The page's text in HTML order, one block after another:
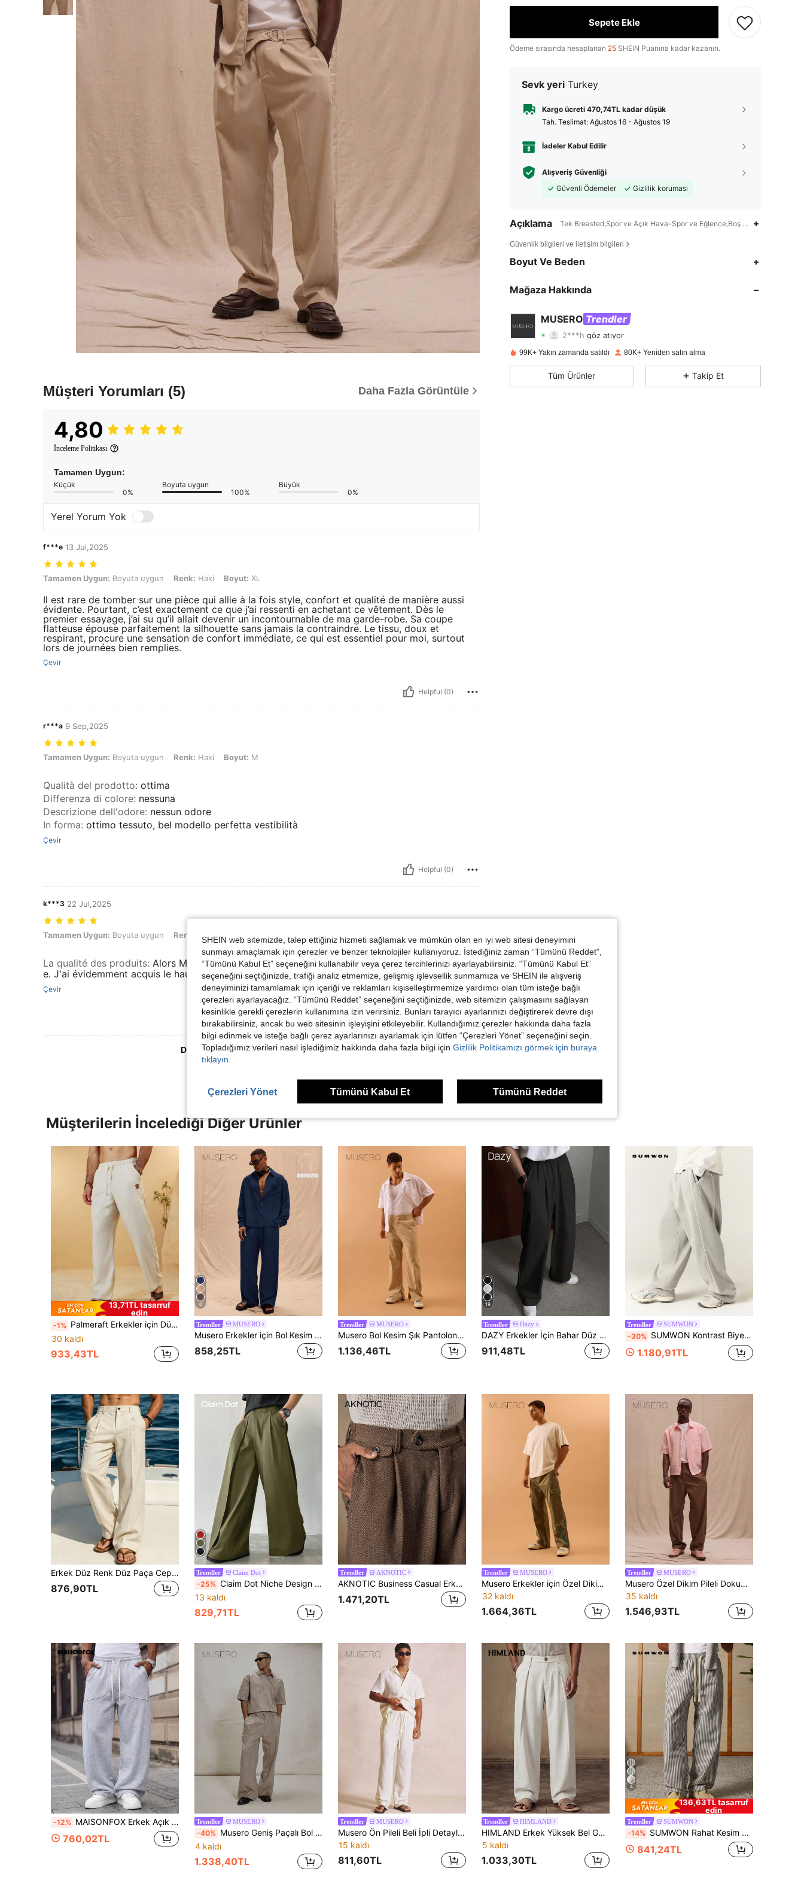
Müşteri Yorumları (5) Daha Fazla Görüntüle
4,80
İnceleme Politikası
Tamamen Uygun:
Küçük
0%
Boyuta uygun
100%
Büyük
0%
Yerel Yorum Yok
f***e 13 Jul,2025
Tamamen Uygun: Boyuta uygun, Renk: Haki, Boyut: XL
Tamamen Uygun: Boyuta uygun Renk: Haki Boyut: XL
Il est rare de tomber sur une pièce qui allie à la fois style, confort et qualité de manière aussi
évidente. Pourtant, c’est exactement ce que j’ai ressenti en achetant ce vêtement. Dès le
premier essayage, j’ai su qu’il allait devenir un incontournable de ma garde-robe. Sa coupe
flatteuse épouse parfaitement la silhouette sans jamais la contraindre. Le tissu, doux et
respirant, procure une sensation de confort immédiate, ce qui est essentiel pour moi, surtout
lors de journées bien remplies.
Çevir
Helpful (0)
r***a 9 Sep,2025
Tamamen Uygun: Boyuta uygun, Renk: Haki, Boyut: M
Tamamen Uygun: Boyuta uygun Renk: Haki Boyut: M
Qualità del prodotto: ottima
Differenza di colore: nessuna
Descrizione dell'odore: nessun odore
In forma: ottimo tessuto, bel modello perfetta vestibilità
Çevir
Helpful (0)
k***3 22 Jul,2025
Tamamen Uygun: Boyuta uygun, Renk: Haki, Boyut: L
Tamamen Uygun: Boyuta uygun Renk: Haki Boyut: L
La qualité des produits: Alors Musero nous offre souvent des petites pépites celle ci, en est un
e. J'ai évidemment acquis le haut. Un ensemble pour homme, chic est décontracté
Çevir
Helpful (0)
Daha Fazla Değerlendirme Görüntüle
Sepete Ekle
Ödeme sırasında hesaplanan 25 SHEIN Puanına kadar kazanın.
Sevk yeri Turkey
Kargo ücreti 470,74TL kadar düşük
Tah. Teslimat: Ağustos 16 - Ağustos 19
İadeler Kabul Edilir
Alışveriş Güvenliği
Güvenli Ödemeler
Gizlilik koruması
Açıklama Tek Breasted,Spor ve Açık Hava-Spor ve Eğlence,Boş Zaman-Tatil Boş
Güvenlik bilgileri ve iletişim bilgileri
Boyut Ve Beden
Mağaza Hakkında
MUSERO Trendler
4,79
2***hgöz atıyor
4,79 Derecelendirme
4,79 2.1K 163K
99K+ Yakın zamanda satıldı 80K+ Yeniden satın alma
Tüm Ürünler Takip Et
Müşterilerin İncelediği Diğer Ürünler
13,71TL tasarruf
edin
-1% Palmeraft Erkekler için Düz Renk Keten Günlük Pantolon, Minimalist Moda, Günlük Kullanım, Sonbahar, Tatil
30 kaldı
933,43TL
6
Trendler MUSERO
Musero Erkekler için Bol Kesim Keten Pantolonlar Sadece İlkbahar Yaz Tatil Paskalya
858,25TL
Trendler MUSERO
Musero Bol Kesim Şık Pantolon, Bilekte Yırtmaç Detaylı, Düğmeli Kapatma, Yazlık, İlkbaharlık, Tatillik
1.136,46TL
19
Trendler Dazy
DAZY Erkekler İçin Bahar Düz Siyah Geniş Paça Bol Günlük Pantolon, Sonbahar
911,48TL
Trendler SUMWON
-30% SUMWON Kontrast Biye Detaylı Geniş Paça Eşofman Altı, Yan Cepli, Lastikli Bel, Tam Boy, Günlük Sokak Stili Alt Giyim, İlkbahar Yaz
1.180,91TL
Erkek Düz Renk Düz Paça Cepli Günlük Pantolon, Yaz Günlük İşe Gidiş ve Tatil Giyimi
876,90TL
Trendler Claim Dot
-25% Claim Dot Niche Design Çok Panelli 2'si 1 Arada Erkek Bol Kesim Japon Tarzı Oversize Geniş Paçalı Pantolon, Erkek Arkadaş Hediyesi, Noel Hediyesi, Sonbahar Geniş Paçalı Pantolon
13 kaldı
829,71TL
Trendler AKNOTIC
AKNOTIC Business Casual Erkek Kahverengi Smart Casual Pileli Pantolon, Sonbahar Ofis Tarzı Püsküllü Yüksek Bel Bol Düz Paça Dokuma Pantolon, Günlük Tatil Babalar Günü Hediyesi, Futbol
1.471,20TL
Trendler MUSERO
Musero Erkekler için Özel Dikim Kargo Tarzı Pantolon, Grafik Baskılı, Kemer Geçmesi Detaylı, Düğmeli Kapatma, Yazlık, İlkbaharlık, Sokak Stili
32 kaldı
1.664,36TL
Trendler MUSERO
Musero Özel Dikim Pileli Dokuma Takım Pantolonu İlkbahar, Yaz, Sokak Stili
35 kaldı
1.546,93TL
-12% MAISONFOX Erkek Açık Gri Bol Kesim Eşofman Altı, Kordonlu ve Yama Cepli, Rahat Kesim Streetwear Jogger, Günlük Kullanım İçin Konforlu Alt Giyim
760,02TL
Trendler MUSERO
-40% Musero Geniş Paçalı Bol Kesim Pileli Düğmeli Kemer Köprü Detaylı Süet Pantolon Kışlık Temel Giyim
4 kaldı
1.338,40TL
Trendler MUSERO
Musero Ön Pileli Beli İpli Detaylı Terzilik Kesim Bahar Yaz Temel Co-Ord Pantolon (Sadece Pantolon)
15 kaldı
811,60TL
Trendler HIMLAND
HIMLAND Erkek Yüksek Bel Geniş Paça Pileli Ön Pantolon, Bol Kesim Yazlık Plaj Tatili ve Resort Günlük Pantolon, Hafif ve Nefes Alabilir, Futbol
5 kaldı
1.033,30TL
4
136,63TL tasarruf
edin
Trendler SUMWON
-14% SUMWON Rahat Kesim Çizgili Geniş Paça İpli Pantolon, Çizgili | Spor Stil | Nakışlı Logo Tasarımı Özellikli | Rahat ve Nefes Alan Kumaş
841,24TL
SHEIN web sitemizde, talep ettiğiniz hizmeti sağlamak ve mümkün olan en iyi web sitesi deneyimini
sunmayı amaçlamak için çerezler ve benzer teknolojiler kullanıyoruz. İstediğiniz zaman “Tümünü Reddet”,
“Tümünü Kabul Et” seçeneğini kullanabilir veya çerez tercihlerinizi ayarlayabilirsiniz. “Tümünü Kabul Et”
seçeneğini seçtiğinizde, trafiği analiz etmemize, gelişmiş işlevsellik sunmamıza ve SHEIN ile alışveriş
deneyiminizi tamamlamak için içeriği ve reklamları kişiselleştirmemize yardımcı olan tüm isteğe bağlı
çerezleri ayarlayacağız. “Tümünü Reddet” seçeneğini seçtiğinizde, web sitemizin çalışmasını sağlayan
kesinlikle gerekli çerezlerin kullanımına izin verirsiniz. Bunları tarayıcı ayarlarınızı değiştirerek devre dışı
bırakabilirsiniz, ancak bu web sitesinin işleyişini etkileyebilir. Kullandığımız çerezler hakkında daha fazla
bilgi edinmek ve isteğe bağlı çerez ayarlarınızı ayarlamak için lütfen “Çerezleri Yönet” seçeneğini seçin.
Topladığımız verileri nasıl işlediğimiz hakkında daha fazla bilgi için Gizlilik Politikamızı görmek için buraya
tıklayın.
Çerezleri Yönet Tümünü Kabul Et Tümünü Reddet